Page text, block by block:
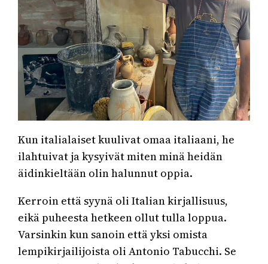
Kun italialaiset kuulivat omaa italiaani, he
ilahtuivat ja kysyivät miten minä heidän
äidinkieltään olin halunnut oppia.
Kerroin että syynä oli Italian kirjallisuus,
eikä puheesta hetkeen ollut tulla loppua.
Varsinkin kun sanoin että yksi omista
lempikirjailijoista oli Antonio Tabucchi. Se